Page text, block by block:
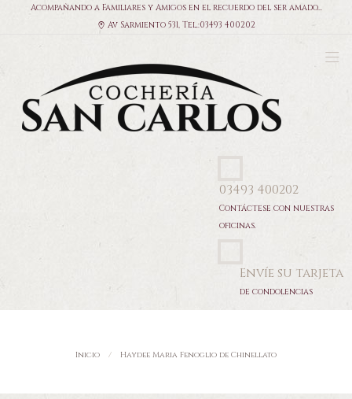
Acompañando a Familiares y Amigos en el recuerdo del ser amado...
Av Sarmiento 531, Tel.:03493 400202
03493 400202
Contáctese con nuestras
oficinas.
Envíe su tarjeta
de condolencias
Inicio Haydee Maria Fenoglio de Chinellato